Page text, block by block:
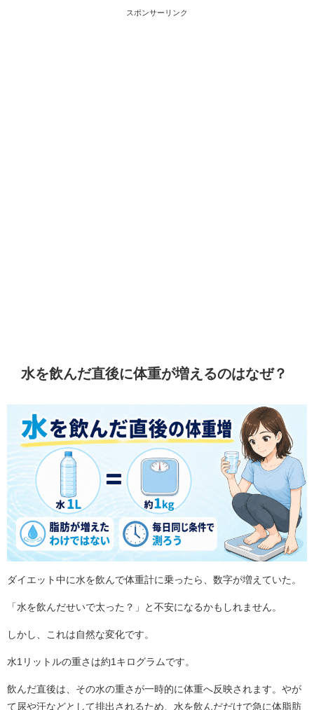
スポンサーリンク
水を飲んだ直後に体重が増えるのはなぜ？
ダイエット中に水を飲んで体重計に乗ったら、数字が増えていた。
「水を飲んだせいで太った？」と不安になるかもしれません。
しかし、これは自然な変化です。
水1リットルの重さは約1キログラムです。
飲んだ直後は、その水の重さが一時的に体重へ反映されます。やが
て尿や汗などとして排出されるため、水を飲んだだけで急に体脂肪